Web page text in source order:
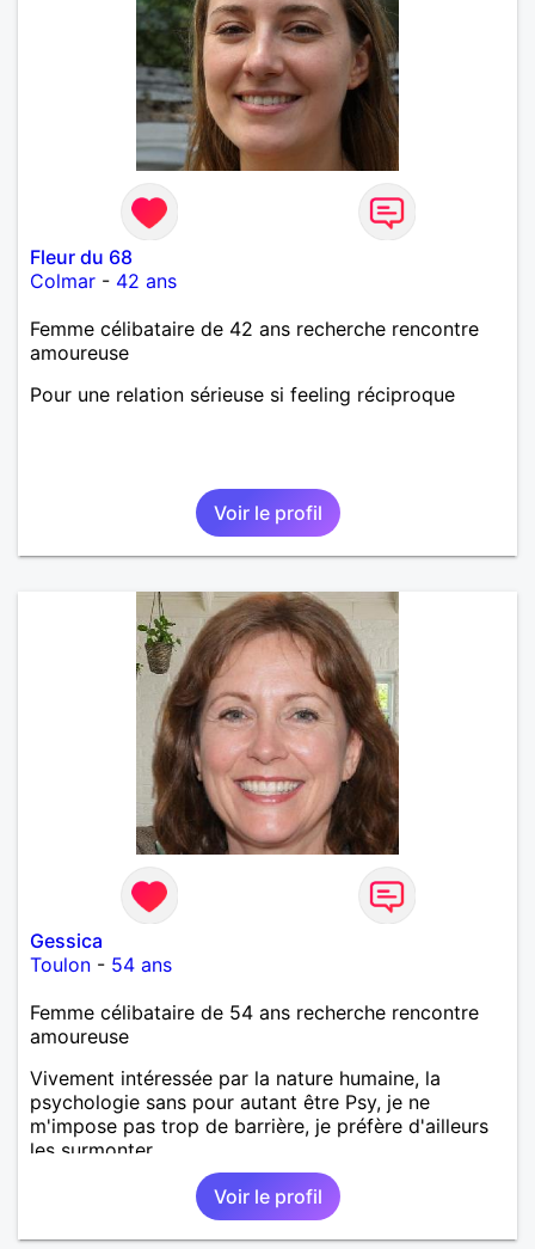
Fleur du 68
Colmar - 42 ans
Femme célibataire de 42 ans recherche rencontre
amoureuse
Pour une relation sérieuse si feeling réciproque
Voir le profil
Gessica
Toulon - 54 ans
Femme célibataire de 54 ans recherche rencontre
amoureuse
Vivement intéressée par la nature humaine, la
psychologie sans pour autant être Psy, je ne
m'impose pas trop de barrière, je préfère d'ailleurs
les surmonter.
Voir le profil